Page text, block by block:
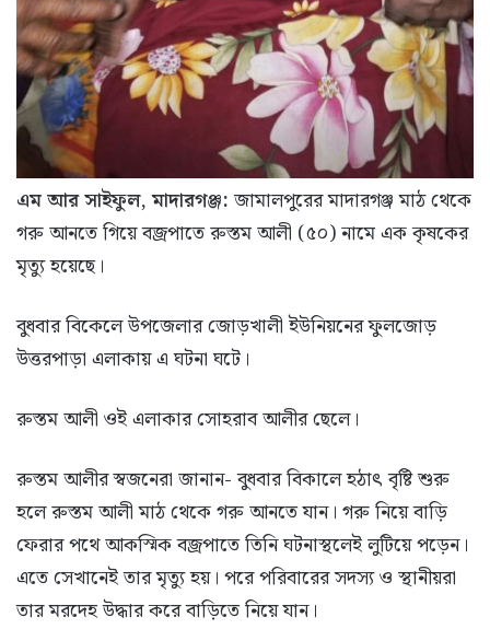
এম আর সাইফুল, মাদারগঞ্জ: জামালপুরের মাদারগঞ্জ মাঠ থেকে
গরু আনতে গিয়ে বজ্রপাতে রুস্তম আলী (৫০) নামে এক কৃষকের
মৃত্যু হয়েছে।
বুধবার বিকেলে উপজেলার জোড়খালী ইউনিয়নের ফুলজোড়
উত্তরপাড়া এলাকায় এ ঘটনা ঘটে।
রুস্তম আলী ওই এলাকার সোহরাব আলীর ছেলে।
রুস্তম আলীর স্বজনেরা জানান- বুধবার বিকালে হঠাৎ বৃষ্টি শুরু
হলে রুস্তম আলী মাঠ থেকে গরু আনতে যান। গরু নিয়ে বাড়ি
ফেরার পথে আকস্মিক বজ্রপাতে তিনি ঘটনাস্থলেই লুটিয়ে পড়েন।
এতে সেখানেই তার মৃত্যু হয়। পরে পরিবারের সদস্য ও স্থানীয়রা
তার মরদেহ উদ্ধার করে বাড়িতে নিয়ে যান।